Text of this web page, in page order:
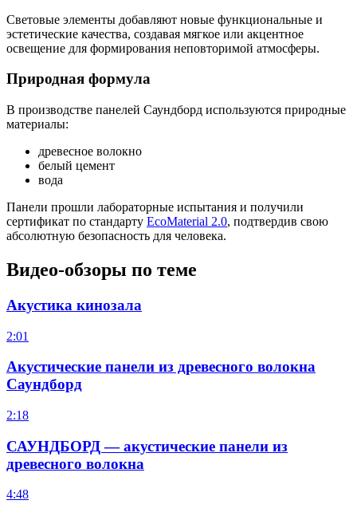
Световые элементы добавляют новые функциональные и
эстетические качества, создавая мягкое или акцентное
освещение для формирования неповторимой атмосферы.
Природная формула
В производстве панелей Саундборд используются природные
материалы:
древесное волокно
белый цемент
вода
Панели прошли лабораторные испытания и получили
сертификат по стандарту EcoMaterial 2.0, подтвердив свою
абсолютную безопасность для человека.
Видео-обзоры по теме
Акустика кинозала
2:01
Акустические панели из древесного волокна
Саундборд
2:18
САУНДБОРД — акустические панели из
древесного волокна
4:48